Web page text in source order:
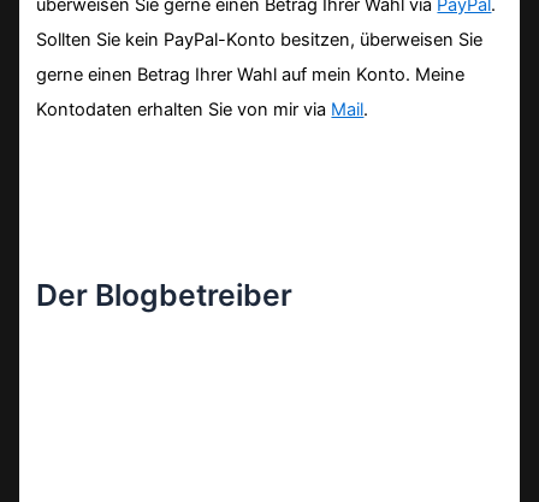
überweisen Sie gerne einen Betrag Ihrer Wahl via PayPal .
Sollten Sie kein PayPal-Konto besitzen, überweisen Sie
gerne einen Betrag Ihrer Wahl auf mein Konto. Meine
Kontodaten erhalten Sie von mir via Mail.
Der Blogbetreiber